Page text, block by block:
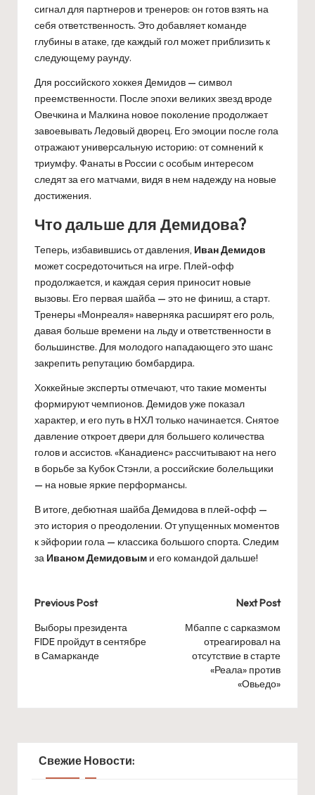
сигнал для партнеров и тренеров: он готов взять на
себя ответственность. Это добавляет команде
глубины в атаке, где каждый гол может приблизить к
следующему раунду.
Для российского хоккея Демидов — символ
преемственности. После эпохи великих звезд вроде
Овечкина и Малкина новое поколение продолжает
завоевывать Ледовый дворец. Его эмоции после гола
отражают универсальную историю: от сомнений к
триумфу. Фанаты в России с особым интересом
следят за его матчами, видя в нем надежду на новые
достижения.
Что дальше для Демидова?
Теперь, избавившись от давления, Иван Демидов
может сосредоточиться на игре. Плей-офф
продолжается, и каждая серия приносит новые
вызовы. Его первая шайба — это не финиш, а старт.
Тренеры «Монреаля» наверняка расширят его роль,
давая больше времени на льду и ответственности в
большинстве. Для молодого нападающего это шанс
закрепить репутацию бомбардира.
Хоккейные эксперты отмечают, что такие моменты
формируют чемпионов. Демидов уже показал
характер, и его путь в НХЛ только начинается. Снятое
давление откроет двери для большего количества
голов и ассистов. «Канадиенс» рассчитывают на него
в борьбе за Кубок Стэнли, а российские болельщики
— на новые яркие перформансы.
В итоге, дебютная шайба Демидова в плей-офф —
это история о преодолении. От упущенных моментов
к эйфории гола — классика большого спорта. Следим
за Иваном Демидовым и его командой дальше!
Post
navigation
Previous Post
Выборы президента
FIDE пройдут в сентябре
в Самарканде
Next Post
Мбаппе с сарказмом
отреагировал на
отсутствие в старте
«Реала» против
«Овьедо»
Свежие Новости: